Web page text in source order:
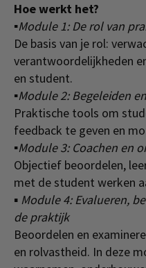
Hoe werkt het?
▪️Module 1: De rol van
De basis van je rol:
verantwoordelijkheden
en student.
▪️Module 2: Begeleiden
Praktische tools om
feedback te geven en
▪️Module 3: Coachen en
Objectief beoordelen,
met de student werken
▪️ Module 4: Evalueren,
de praktijk
Beoordelen en
en rolvastheid. In deze